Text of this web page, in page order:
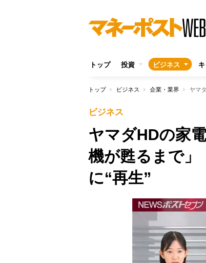
トップ 投資 ビジネス
トップ ビジネス 企業・業界
ビジネス
ヤマダHDの家
機が甦るまで
に“再生”